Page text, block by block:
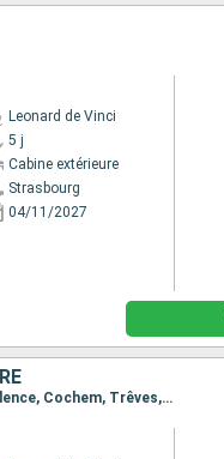
Leonard de Vinci
5 j
Cabine extérieure
Strasbourg
04/11/2027
Itinéraire : Strasbourg, Neckarsteinach, Heidelberg, Mainz, Francfort, Rudesheim, Coblence, Cochem, Trêves, Saarburg, Remich, Luxembourg City, Remich